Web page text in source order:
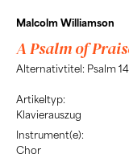
Malcolm Williamson
A Psalm of
Alternativtitel: Psalm
Artikeltyp:
Klavierauszug
Instrument(e):
Chor